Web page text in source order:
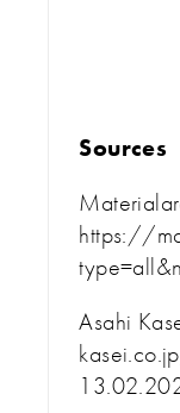
Sources
https://
Asahi